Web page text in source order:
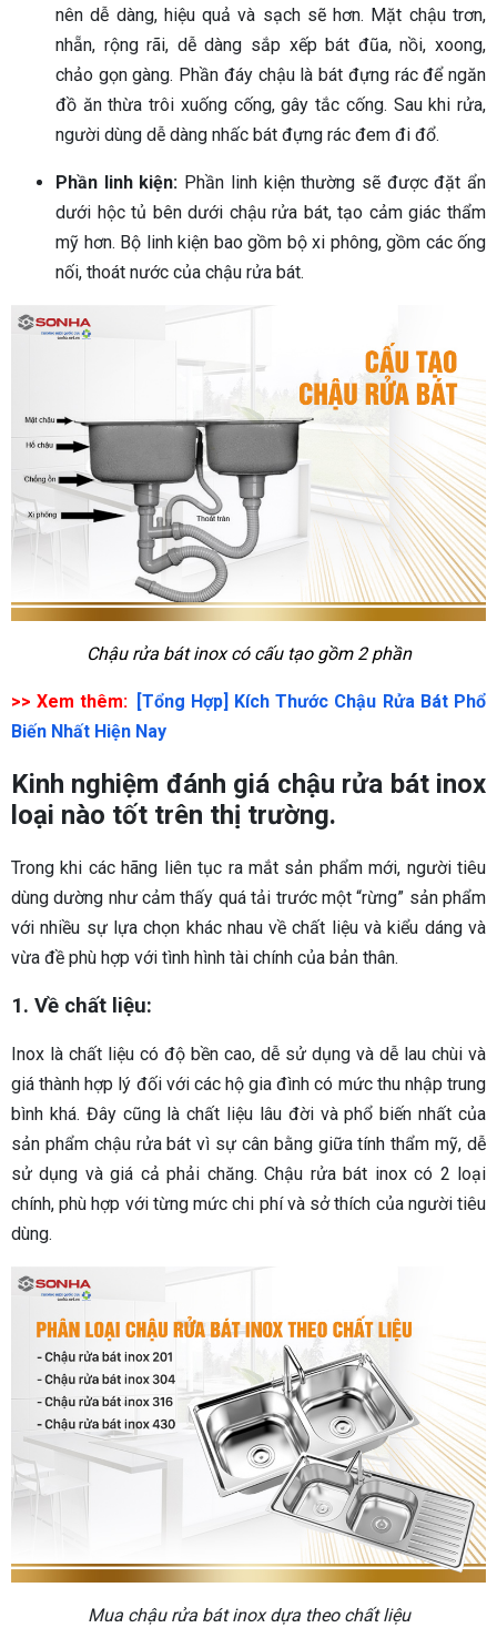
nên dễ dàng, hiệu quả và sạch sẽ hơn. Mặt chậu trơn,
nhẵn, rộng rãi, dễ dàng sắp xếp bát đũa, nồi, xoong,
chảo gọn gàng. Phần đáy chậu là bát đựng rác để ngăn
đồ ăn thừa trôi xuống cống, gây tắc cống. Sau khi rửa,
người dùng dễ dàng nhấc bát đựng rác đem đi đổ.
Phần linh kiện: Phần linh kiện thường sẽ được đặt ẩn
dưới hộc tủ bên dưới chậu rửa bát, tạo cảm giác thẩm
mỹ hơn. Bộ linh kiện bao gồm bộ xi phông, gồm các ống
nối, thoát nước của chậu rửa bát.
Chậu rửa bát inox có cấu tạo gồm 2 phần
>> Xem thêm:
[Tổng Hợp] Kích Thước Chậu Rửa Bát Phổ
Biến Nhất Hiện Nay
Kinh nghiệm đánh giá chậu rửa bát inox
loại nào tốt trên thị trường.
Trong khi các hãng liên tục ra mắt sản phẩm mới, người tiêu
dùng dường như cảm thấy quá tải trước một “rừng” sản phẩm
với nhiều sự lựa chọn khác nhau về chất liệu và kiểu dáng và
vừa đề phù hợp với tình hình tài chính của bản thân.
1. Về chất liệu:
Inox là chất liệu có độ bền cao, dễ sử dụng và dễ lau chùi và
giá thành hợp lý đối với các hộ gia đình có mức thu nhập trung
bình khá. Đây cũng là chất liệu lâu đời và phổ biến nhất của
sản phẩm chậu rửa bát vì sự cân bằng giữa tính thẩm mỹ, dễ
sử dụng và giá cả phải chăng. Chậu rửa bát inox có 2 loại
chính, phù hợp với từng mức chi phí và sở thích của người tiêu
dùng.
Mua chậu rửa bát inox dựa theo chất liệu